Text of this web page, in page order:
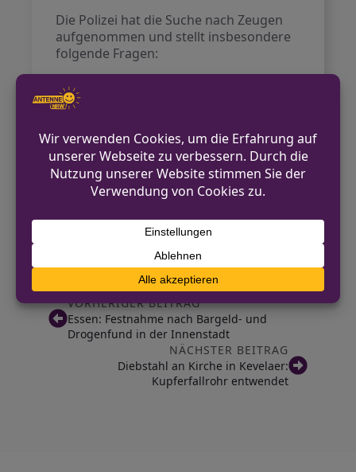
Die Polizei hat die Suche nach Zeugen
aufgenommen und stellt insbesondere
folgende Fragen:
Sind die beschriebenen Personen
bereits vor der Tatzeit im
Wohngebiet aufgefallen?
Wurden Anwohner am selben Tag
ebenfalls von falschen Polizisten
oder unangekündigten
Handwerkern kontaktiert?
VORHERIGER BEITRAG
Essen: Festnahme nach Bargeld- und
Drogenfund in der Innenstadt
NÄCHSTER BEITRAG
Diebstahl an Kirche in Kevelaer:
Kupferfallrohr entwendet